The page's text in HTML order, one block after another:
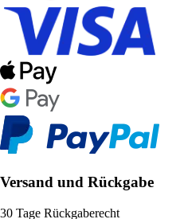
Versand und Rückgabe
30 Tage Rückgaberecht